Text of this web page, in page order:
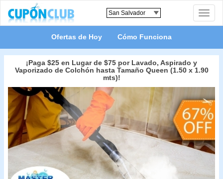
Toggle
Ofertas de Hoy Cómo Funciona
¡Paga $25 en Lugar de $75 por Lavado, Aspirado y
Vaporizado de Colchón hasta Tamaño Queen (1.50 x 1.90
mts)!